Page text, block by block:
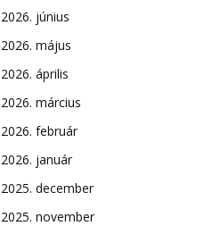
2026. június
2026. május
2026. április
2026. március
2026. február
2026. január
2025. december
2025. november